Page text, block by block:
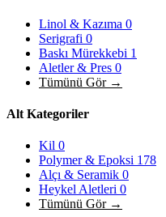
Linol & Kazıma 0
Serigrafi 0
Baskı Mürekkebi 1
Aletler & Pres 0
Tümünü Gör →
Alt Kategoriler
Kil 0
Polymer & Epoksi 178
Alçı & Seramik 0
Heykel Aletleri 0
Tümünü Gör →